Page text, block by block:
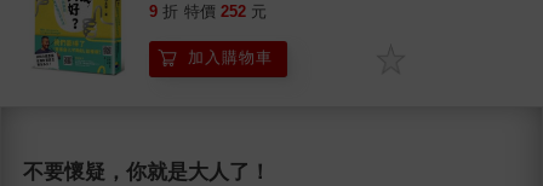
9 折 特價 252 元
加入購物車
不要懷疑，你就是大人了！